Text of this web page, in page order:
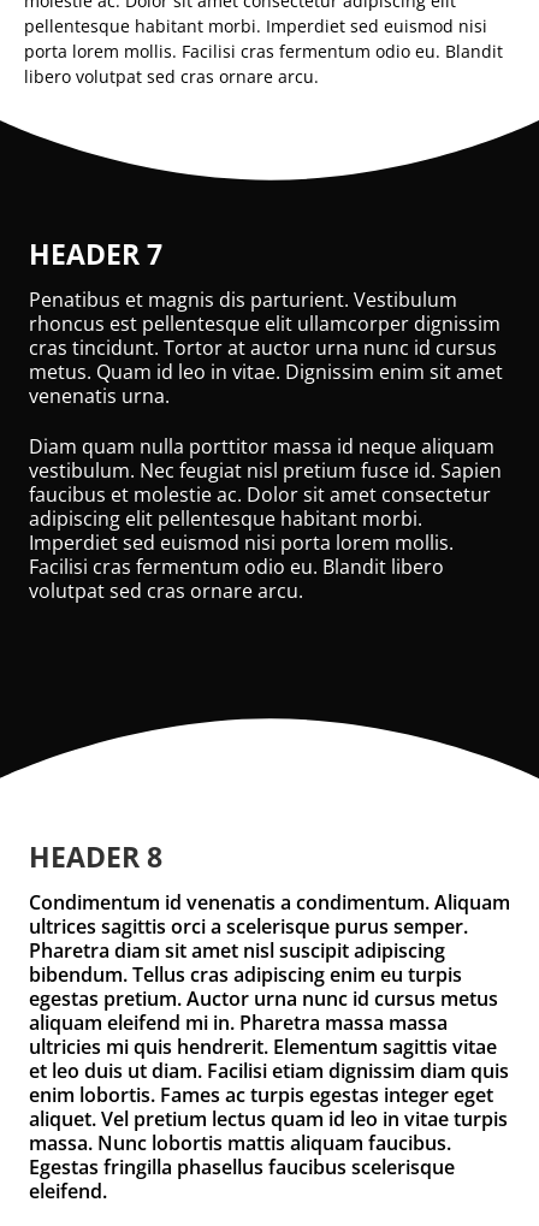
pellentesque habitant morbi. Imperdiet sed euismod nisi
porta lorem mollis. Facilisi cras fermentum odio eu. Blandit
libero volutpat sed cras ornare arcu.
HEADER 7
Penatibus et magnis dis parturient. Vestibulum
rhoncus est pellentesque elit ullamcorper dignissim
cras tincidunt. Tortor at auctor urna nunc id cursus
metus. Quam id leo in vitae. Dignissim enim sit amet
venenatis urna.
Diam quam nulla porttitor massa id neque aliquam
vestibulum. Nec feugiat nisl pretium fusce id. Sapien
faucibus et molestie ac. Dolor sit amet consectetur
adipiscing elit pellentesque habitant morbi.
Imperdiet sed euismod nisi porta lorem mollis.
Facilisi cras fermentum odio eu. Blandit libero
volutpat sed cras ornare arcu.
HEADER 8
Condimentum id venenatis a condimentum. Aliquam
ultrices sagittis orci a scelerisque purus semper.
Pharetra diam sit amet nisl suscipit adipiscing
bibendum. Tellus cras adipiscing enim eu turpis
egestas pretium. Auctor urna nunc id cursus metus
aliquam eleifend mi in. Pharetra massa massa
ultricies mi quis hendrerit. Elementum sagittis vitae
et leo duis ut diam. Facilisi etiam dignissim diam quis
enim lobortis. Fames ac turpis egestas integer eget
aliquet. Vel pretium lectus quam id leo in vitae turpis
massa. Nunc lobortis mattis aliquam faucibus.
Egestas fringilla phasellus faucibus scelerisque
eleifend.